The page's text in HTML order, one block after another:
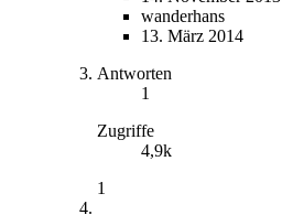
wanderhans
13. März 2014
Antworten
1
Zugriffe
4,9k
1